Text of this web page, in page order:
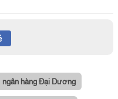
ngân hàng Đại Dương